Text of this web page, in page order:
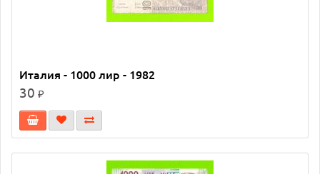
Италия - 1000 лир - 1982
30 ₽